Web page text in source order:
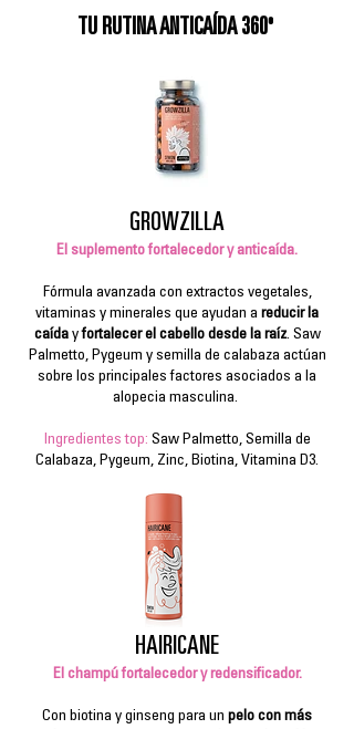
TU RUTINA ANTICAÍDA 360º
GROWZILLA
El suplemento fortalecedor y anticaída.
Fórmula avanzada con extractos vegetales,
vitaminas y minerales que ayudan a reducir la
caídayfortalecer el cabello desde la raíz. Saw
Palmetto, Pygeum y semilla de calabaza actúan
sobre los principales factores asociados a la
alopecia masculina.
Ingredientes top: Saw Palmetto, Semilla de
Calabaza, Pygeum, Zinc, Biotina, Vitamina D3.
HAIRICANE
El champú fortalecedor y redensificador.
Con biotina y ginseng para un pelo con más